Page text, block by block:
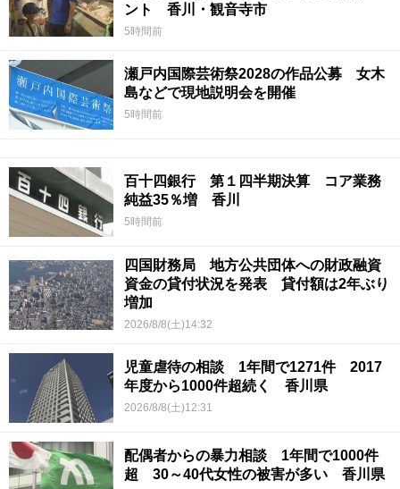
ント 香川・観音寺市
5時間前
瀬戸内国際芸術祭2028の作品公募 女木
島などで現地説明会を開催
5時間前
百十四銀行 第１四半期決算 コア業務
純益35％増 香川
5時間前
四国財務局 地方公共団体への財政融資
資金の貸付状況を発表 貸付額は2年ぶり
増加
2026/8/8(土)14:32
児童虐待の相談 1年間で1271件 2017
年度から1000件超続く 香川県
2026/8/8(土)12:31
配偶者からの暴力相談 1年間で1000件
超 30～40代女性の被害が多い 香川県